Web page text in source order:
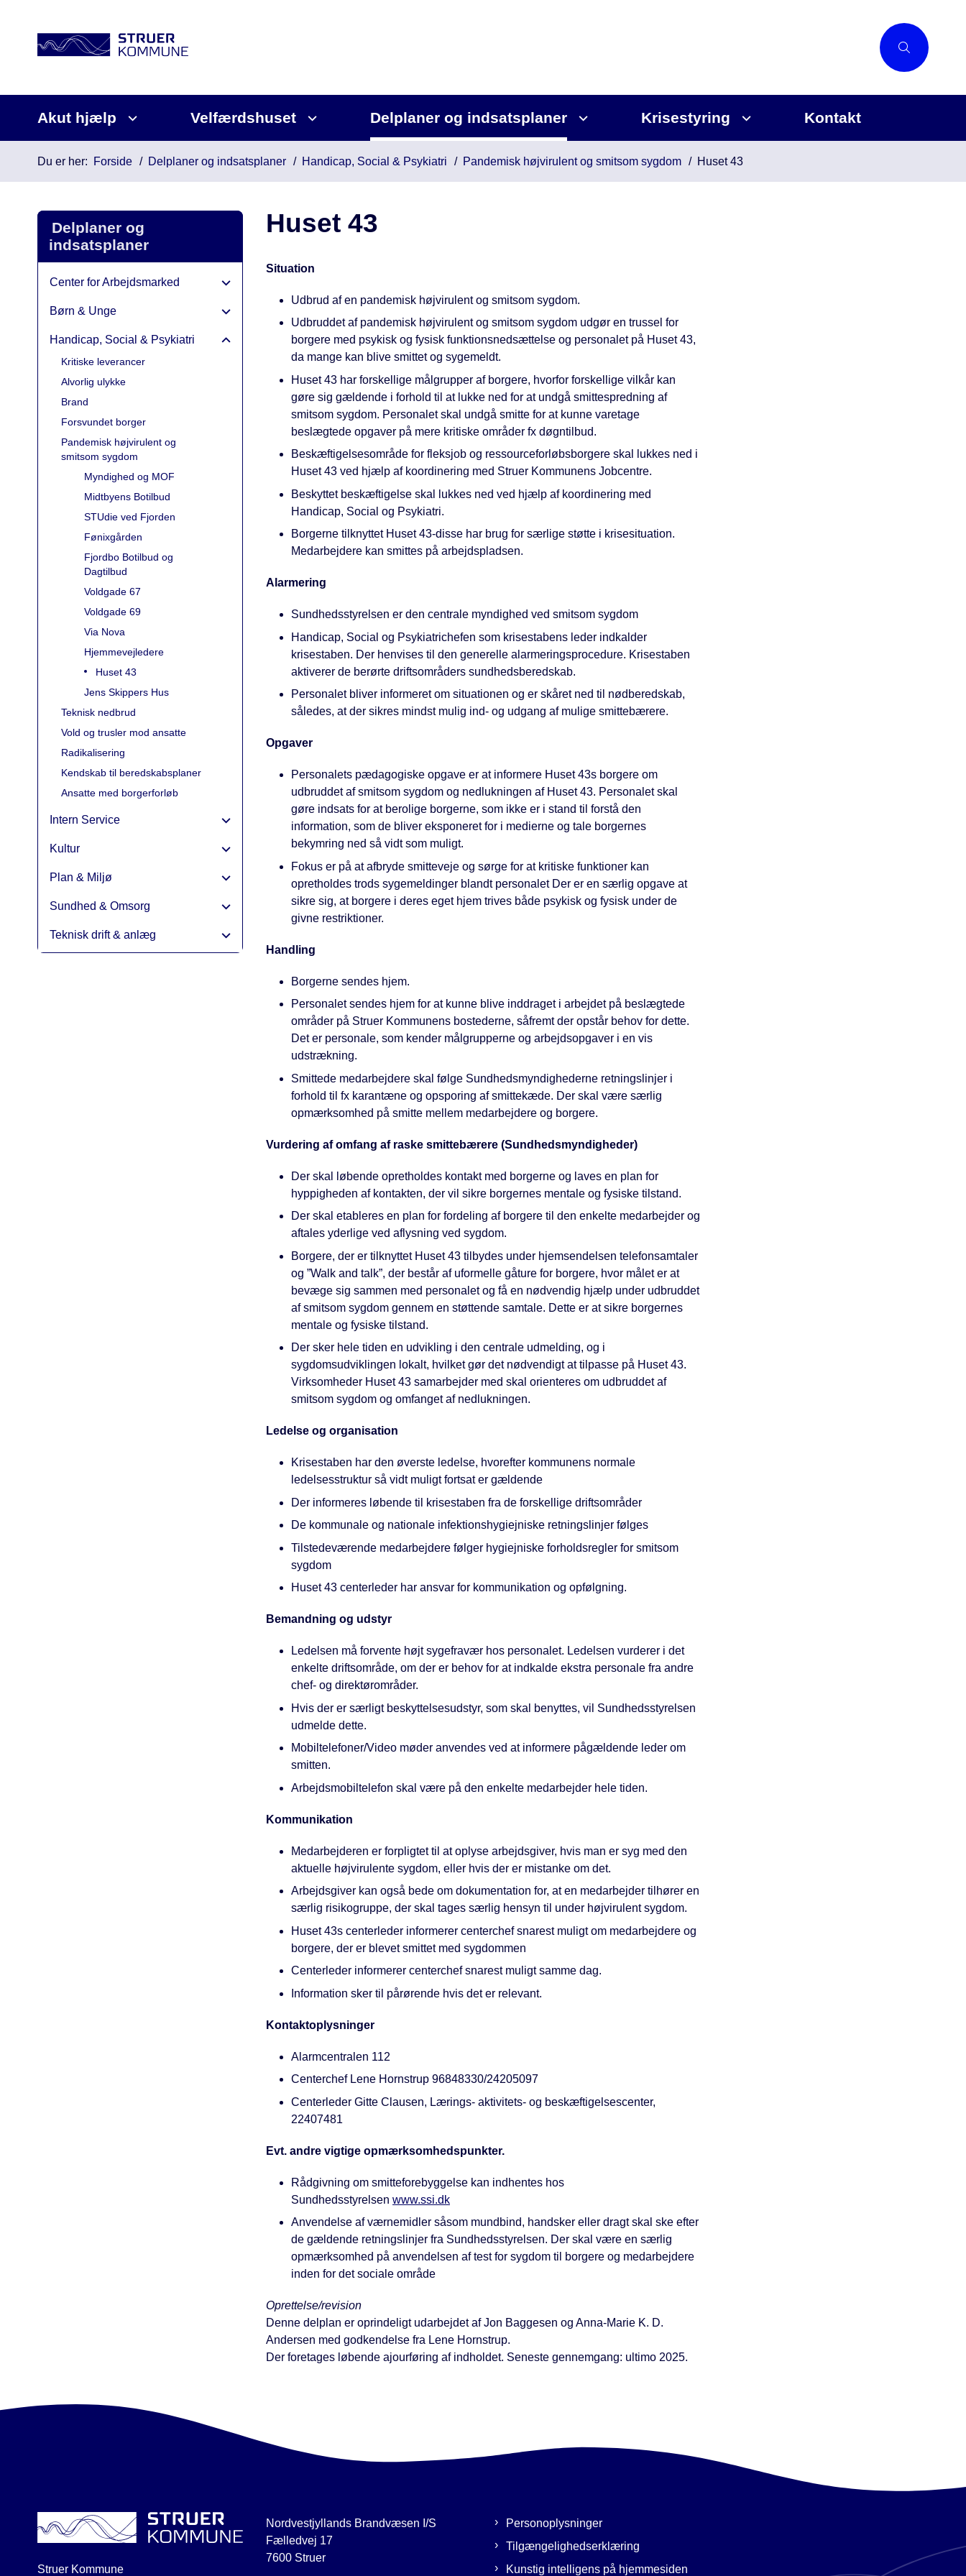
Akut hjælp Velfærdshuset Delplaner og indsatsplaner Krisestyring Kontakt
Du er her: Forside Delplaner og indsatsplaner Handicap, Social & Psykiatri Pandemisk højvirulent og smitsom sygdom Huset 43
Delplaner og
indsatsplaner
Center for Arbejdsmarked
Børn & Unge
Handicap, Social & Psykiatri
Kritiske leverancer
Alvorlig ulykke
Brand
Forsvundet borger
Pandemisk højvirulent og
smitsom sygdom
Myndighed og MOF
Midtbyens Botilbud
STUdie ved Fjorden
Fønixgården
Fjordbo Botilbud og
Dagtilbud
Voldgade 67
Voldgade 69
Via Nova
Hjemmevejledere
Huset 43
Jens Skippers Hus
Teknisk nedbrud
Vold og trusler mod ansatte
Radikalisering
Kendskab til beredskabsplaner
Ansatte med borgerforløb
Intern Service
Kultur
Plan & Miljø
Sundhed & Omsorg
Teknisk drift & anlæg
Huset 43
Situation
Udbrud af en pandemisk højvirulent og smitsom sygdom.
Udbruddet af pandemisk højvirulent og smitsom sygdom udgør en trussel for
borgere med psykisk og fysisk funktionsnedsættelse og personalet på Huset 43,
da mange kan blive smittet og sygemeldt.
Huset 43 har forskellige målgrupper af borgere, hvorfor forskellige vilkår kan
gøre sig gældende i forhold til at lukke ned for at undgå smittespredning af
smitsom sygdom. Personalet skal undgå smitte for at kunne varetage
beslægtede opgaver på mere kritiske områder fx døgntilbud.
Beskæftigelsesområde for fleksjob og ressourceforløbsborgere skal lukkes ned i
Huset 43 ved hjælp af koordinering med Struer Kommunens Jobcentre.
Beskyttet beskæftigelse skal lukkes ned ved hjælp af koordinering med
Handicap, Social og Psykiatri.
Borgerne tilknyttet Huset 43-disse har brug for særlige støtte i krisesituation.
Medarbejdere kan smittes på arbejdspladsen.
Alarmering
Sundhedsstyrelsen er den centrale myndighed ved smitsom sygdom
Handicap, Social og Psykiatrichefen som krisestabens leder indkalder
krisestaben. Der henvises til den generelle alarmeringsprocedure. Krisestaben
aktiverer de berørte driftsområders sundhedsberedskab.
Personalet bliver informeret om situationen og er skåret ned til nødberedskab,
således, at der sikres mindst mulig ind- og udgang af mulige smittebærere.
Opgaver
Personalets pædagogiske opgave er at informere Huset 43s borgere om
udbruddet af smitsom sygdom og nedlukningen af Huset 43. Personalet skal
gøre indsats for at berolige borgerne, som ikke er i stand til forstå den
information, som de bliver eksponeret for i medierne og tale borgernes
bekymring ned så vidt som muligt.
Fokus er på at afbryde smitteveje og sørge for at kritiske funktioner kan
opretholdes trods sygemeldinger blandt personalet Der er en særlig opgave at
sikre sig, at borgere i deres eget hjem trives både psykisk og fysisk under de
givne restriktioner.
Handling
Borgerne sendes hjem.
Personalet sendes hjem for at kunne blive inddraget i arbejdet på beslægtede
områder på Struer Kommunens bostederne, såfremt der opstår behov for dette.
Det er personale, som kender målgrupperne og arbejdsopgaver i en vis
udstrækning.
Smittede medarbejdere skal følge Sundhedsmyndighederne retningslinjer i
forhold til fx karantæne og opsporing af smittekæde. Der skal være særlig
opmærksomhed på smitte mellem medarbejdere og borgere.
Vurdering af omfang af raske smittebærere (Sundhedsmyndigheder)
Der skal løbende opretholdes kontakt med borgerne og laves en plan for
hyppigheden af kontakten, der vil sikre borgernes mentale og fysiske tilstand.
Der skal etableres en plan for fordeling af borgere til den enkelte medarbejder og
aftales yderlige ved aflysning ved sygdom.
Borgere, der er tilknyttet Huset 43 tilbydes under hjemsendelsen telefonsamtaler
og ”Walk and talk”, der består af uformelle gåture for borgere, hvor målet er at
bevæge sig sammen med personalet og få en nødvendig hjælp under udbruddet
af smitsom sygdom gennem en støttende samtale. Dette er at sikre borgernes
mentale og fysiske tilstand.
Der sker hele tiden en udvikling i den centrale udmelding, og i
sygdomsudviklingen lokalt, hvilket gør det nødvendigt at tilpasse på Huset 43.
Virksomheder Huset 43 samarbejder med skal orienteres om udbruddet af
smitsom sygdom og omfanget af nedlukningen.
Ledelse og organisation
Krisestaben har den øverste ledelse, hvorefter kommunens normale
ledelsesstruktur så vidt muligt fortsat er gældende
Der informeres løbende til krisestaben fra de forskellige driftsområder
De kommunale og nationale infektionshygiejniske retningslinjer følges
Tilstedeværende medarbejdere følger hygiejniske forholdsregler for smitsom
sygdom
Huset 43 centerleder har ansvar for kommunikation og opfølgning.
Bemandning og udstyr
Ledelsen må forvente højt sygefravær hos personalet. Ledelsen vurderer i det
enkelte driftsområde, om der er behov for at indkalde ekstra personale fra andre
chef- og direktørområder.
Hvis der er særligt beskyttelsesudstyr, som skal benyttes, vil Sundhedsstyrelsen
udmelde dette.
Mobiltelefoner/Video møder anvendes ved at informere pågældende leder om
smitten.
Arbejdsmobiltelefon skal være på den enkelte medarbejder hele tiden.
Kommunikation
Medarbejderen er forpligtet til at oplyse arbejdsgiver, hvis man er syg med den
aktuelle højvirulente sygdom, eller hvis der er mistanke om det.
Arbejdsgiver kan også bede om dokumentation for, at en medarbejder tilhører en
særlig risikogruppe, der skal tages særlig hensyn til under højvirulent sygdom.
Huset 43s centerleder informerer centerchef snarest muligt om medarbejdere og
borgere, der er blevet smittet med sygdommen
Centerleder informerer centerchef snarest muligt samme dag.
Information sker til pårørende hvis det er relevant.
Kontaktoplysninger
Alarmcentralen 112
Centerchef Lene Hornstrup 96848330/24205097
Centerleder Gitte Clausen, Lærings- aktivitets- og beskæftigelsescenter,
22407481
Evt. andre vigtige opmærksomhedspunkter.
Rådgivning om smitteforebyggelse kan indhentes hos
Sundhedsstyrelsen www.ssi.dk
Anvendelse af værnemidler såsom mundbind, handsker eller dragt skal ske efter
de gældende retningslinjer fra Sundhedsstyrelsen. Der skal være en særlig
opmærksomhed på anvendelsen af test for sygdom til borgere og medarbejdere
inden for det sociale område
Oprettelse/revision
Denne delplan er oprindeligt udarbejdet af Jon Baggesen og Anna-Marie K. D.
Andersen med godkendelse fra Lene Hornstrup.
Der foretages løbende ajourføring af indholdet. Seneste gennemgang: ultimo 2025.
Struer Kommune
Nordvestjyllands Brandvæsen I/S
Fælledvej 17
7600 Struer
Personoplysninger
Tilgængelighedserklæring
Kunstig intelligens på hjemmesiden